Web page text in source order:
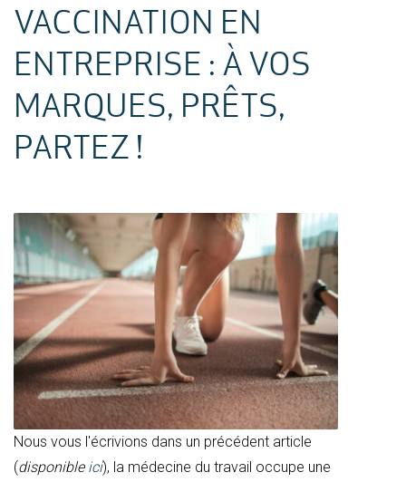
VACCINATION EN
ENTREPRISE : À VOS
MARQUES, PRÊTS,
PARTEZ !
Nous vous l'écrivions dans un précédent article
(disponible ici), la médecine du travail occupe une